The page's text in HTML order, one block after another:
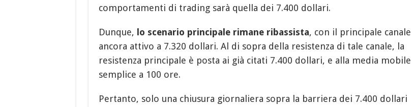
comportamenti di trading sarà quella dei 7.400 dollari.
Dunque, lo scenario principale rimane ribassista, con il principale canale
ancora attivo a 7.320 dollari. Al di sopra della resistenza di tale canale, la
resistenza principale è posta ai già citati 7.400 dollari, e alla media mobile
semplice a 100 ore.
Pertanto, solo una chiusura giornaliera sopra la barriera dei 7.400 dollari